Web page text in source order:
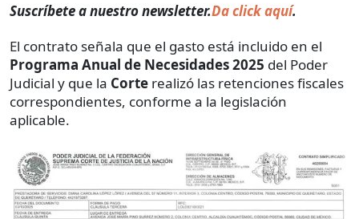
Suscríbete a nuestro newsletter.Da click aquí.
El contrato señala que el gasto está incluido en el
Programa Anual de Necesidades 2025 del Poder
Judicial y que la Corte realizó las retenciones fiscales
correspondientes, conforme a la legislación
aplicable.